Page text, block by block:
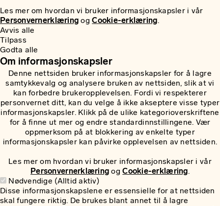
Les mer om hvordan vi bruker informasjonskapsler i vår
Personvernerklæring ogCookie-erklæring.
Avvis alle
Tilpass
Godta alle
Om informasjonskapsler
Denne nettsiden bruker informasjonskapsler for å lagre
samtykkevalg og analysere bruken av nettsiden, slik at vi
kan forbedre brukeropplevelsen. Fordi vi respekterer
personvernet ditt, kan du velge å ikke akseptere visse typer
informasjonskapsler. Klikk på de ulike kategorioverskriftene
for å finne ut mer og endre standardinnstillingene. Vær
oppmerksom på at blokkering av enkelte typer
informasjonskapsler kan påvirke opplevelsen av nettsiden.
Les mer om hvordan vi bruker informasjonskapsler i vår
Personvernerklæring ogCookie-erklæring.
Nødvendige (Alltid aktiv)
Disse informasjonskapslene er essensielle for at nettsiden
skal fungere riktig. De brukes blant annet til å lagre